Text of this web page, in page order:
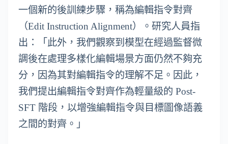
一個新的後訓練步驟，稱為編輯指令對齊
（Edit Instruction Alignment）。研究人員指
出：「此外，我們觀察到模型在經過監督微
調後在處理多樣化編輯場景方面仍然不夠充
分，因為其對編輯指令的理解不足。因此，
我們提出編輯指令對齊作為輕量級的 Post-
SFT 階段，以增強編輯指令與目標圖像語義
之間的對齊。」